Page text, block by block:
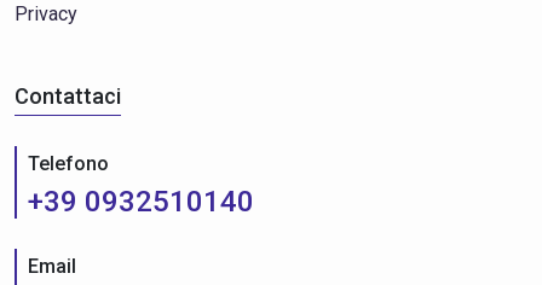
Privacy
Contattaci
Telefono
+39 0932510140
Email